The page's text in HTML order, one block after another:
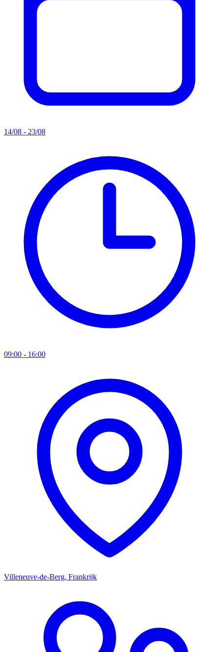
14/08 - 23/08
09:00 - 16:00
Villeneuve-de-Berg, Frankrijk